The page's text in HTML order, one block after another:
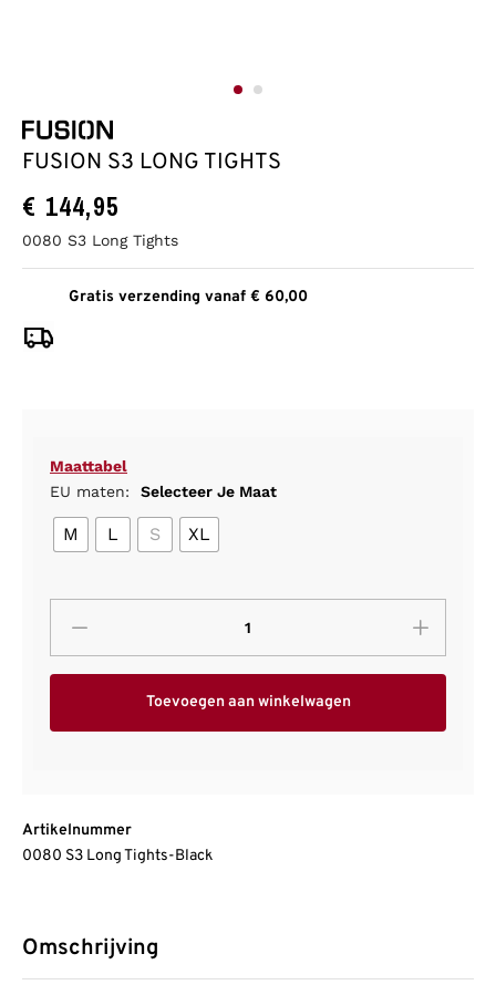
FUSION S3 LONG TIGHTS
€ 144,95
0080 S3 Long Tights
Gratis verzending vanaf € 60,00
Maattabel
EU maten:
Selecteer Je Maat
M L S XL
Toevoegen aan winkelwagen
Artikelnummer
0080 S3 Long Tights-Black
Omschrijving